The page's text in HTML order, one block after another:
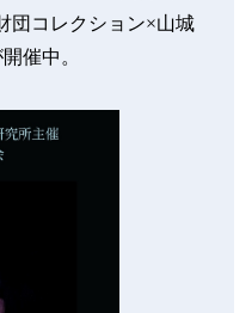
団コレクション×山城
催中。